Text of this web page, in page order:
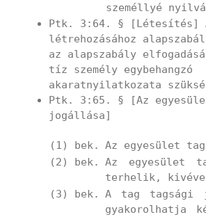
személlyé
Ptk. 3:64. § [Létesítés]
létrehozásához
az alapszabály
tíz személy egybehangzó
akaratnyilatkozata
Ptk. 3:65. § [Az
jogállása]
(1) bek.
Az egyesület
(2) bek.
Az egyesület
terhelik,
(3) bek.
A tag tagsági
gyakorolhatja